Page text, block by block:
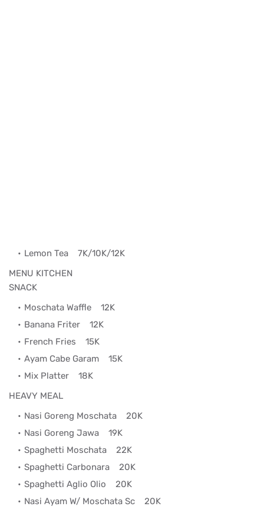
Lemon Tea 7K/10K/12K
MENU KITCHEN
SNACK
Moschata Waffle 12K
Banana Friter 12K
French Fries 15K
Ayam Cabe Garam 15K
Mix Platter 18K
HEAVY MEAL
Nasi Goreng Moschata 20K
Nasi Goreng Jawa 19K
Spaghetti Moschata 22K
Spaghetti Carbonara 20K
Spaghetti Aglio Olio 20K
Nasi Ayam W/ Moschata Sc 20K